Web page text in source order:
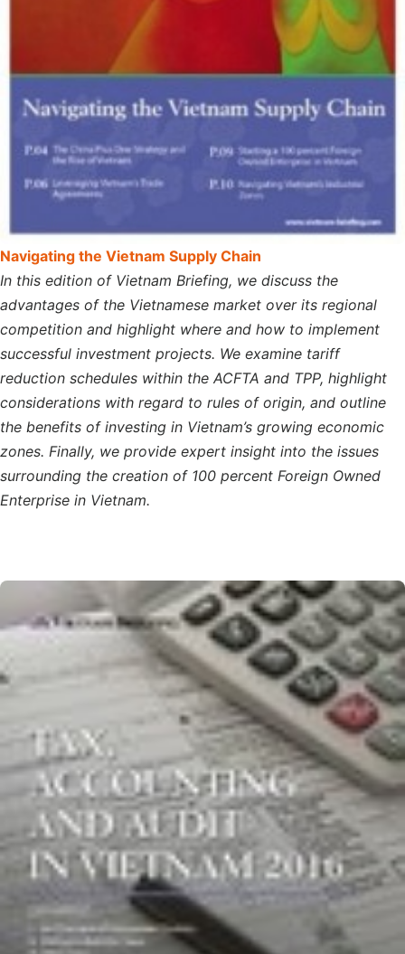
Navigating the Vietnam Supply Chain
In this edition of Vietnam Briefing, we discuss the
advantages of the Vietnamese market over its regional
competition and highlight where and how to implement
successful investment projects. We examine tariff
reduction schedules within the ACFTA and TPP, highlight
considerations with regard to rules of origin, and outline
the benefits of investing in Vietnam’s growing economic
zones. Finally, we provide expert insight into the issues
surrounding the creation of 100 percent Foreign Owned
Enterprise in Vietnam.